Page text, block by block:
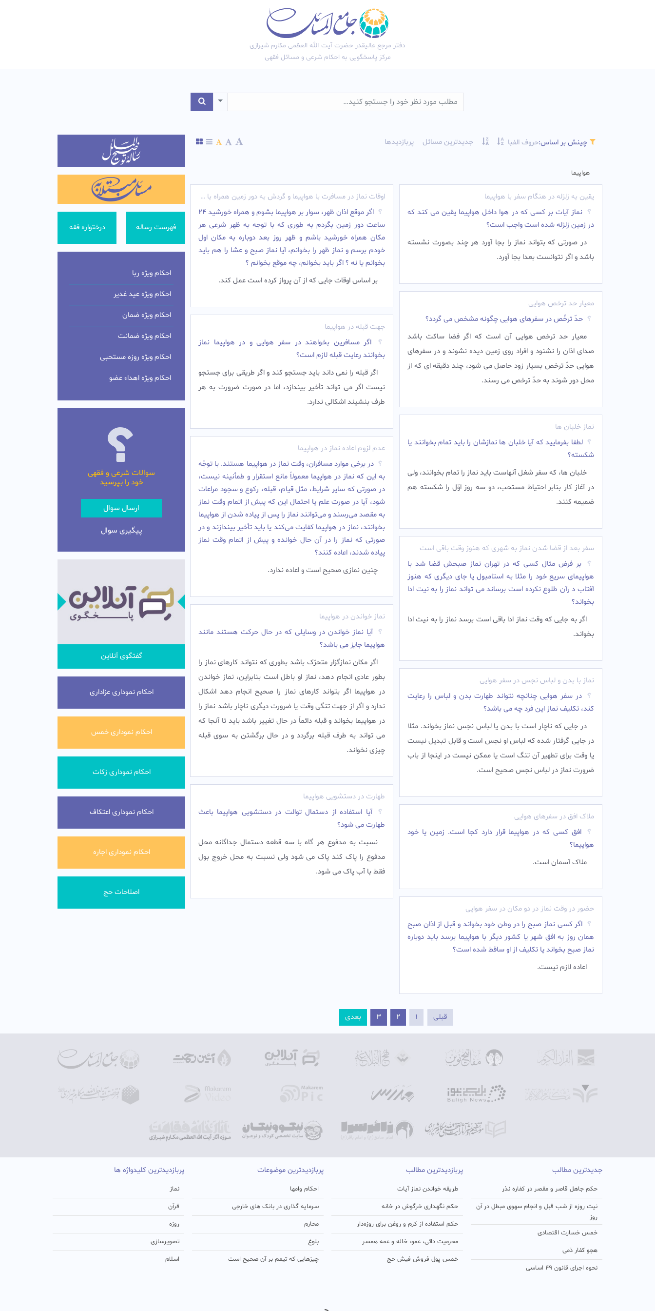
دفتر مرجع عالیقدر حضرت آیت الله العظمی مکارم شیرازی
مرکز پاسخگویی به احکام شرعی و مسائل فقهی
Toggle Dropdown
چینش بر اساس:حروف الفبا جدیدترین مسائل پربازدیدها
هواپیما
یقین به زلزله در هنگام سفر با هواپیما
نماز آیات بر کسی که در هوا داخل هواپیما یقین می کند که
در زمین زلزله شده است واجب است؟
در صورتی که بتواند نماز را بجا آورد هر چند بصورت نشسته
باشد و اگر نتوانست بعدا بجا آورد.‌
معیار حد ترخص هوایی
حدّ ترخّص در سفرهای هوایی چگونه مشخص می گردد؟
معیار حد ترخص هوایی آن است که اگر فضا ساکت باشد
صدای اذان را نشنود و افراد روی زمین دیده نشوند و در سفرهای
هوایی حدّ ترخص بسیار زود حاصل می شود، چند دقیقه ای که از
محل دور شوند به حدّ ترخص می رسند.‌
نماز خلبان ها
لطفا بفرمایید که آیا خلبان ها نمازشان را باید تمام بخوانند یا
شکسته؟
خلبان ها، كه سفر شغل آنهاست بايد نماز را تمام بخوانند، ولی
در آغاز کار بنابر احتیاط مستحب، دو سه روز اوّل را شکسته هم
ضمیمه کنند.
سفر بعد از قضا شدن نماز به شهری که هنوز وقت باقی است
بر فرض مثال کسی که در تهران نماز صبحش قضا شد با
هواپیمای سریع خود را مثلا به استامبول یا جای دیگری که هنوز
آفتاب د رآن طلوع نکرده است برساند می تواند نماز را به نیت ادا
بخواند؟
اگر به جایی که وقت نماز ادا باقی است برسد نماز را به نیت ادا
بخواند.‌
نماز با بدن و لباس نجس در سفر هوایی
در سفر هوایی چنانچه نتواند طهارت بدن و لباس را رعایت
کند، تکلیف نماز این فرد چه می باشد؟
در جايى كه ناچار است با بدن يا لباس نجس نماز بخواند. مثلا
در جايى گرفتار شده كه لباس او نجس است و قابل تبديل نيست
يا وقت براى تطهير آن تنگ است یا ممکن نیست در اينجا از باب
ضرورت نماز در لباس نجس صحيح است.‌ ‌
ملاک افق در سفرهای هوایی
افق کسی که در هواپیما قرار دارد کجا است. زمین یا خود
هواپیما؟
ملاک آسمان است.‌
حضور در وقت نماز در دو مکان در سفر هوایی
اگر کسی نماز صبح را در وطن خود بخواند و قبل از اذان صبح
همان روز به افق شهر یا کشور دیگر با هواپیما برسد باید دوباره
نماز صبح بخواند یا تکلیف از او ساقط شده است؟
اعاده لازم نیست.‌
اوقات نماز در مسافرت با هواپیما و گردش به دور زمین همراه با خورشید
اگر موقع اذان ظهر، سوار بر هواپیما بشوم و همراه خورشید 24
ساعت دور زمین بگردم به طوری که با توجه به ظهر شرعی هر
مکان همراه خورشید باشم و ظهر روز بعد دوباره به مکان اول
خودم برسم و نماز ظهر را بخوانم، آیا نماز صبح و عشا را هم باید
بخوانم یا نه ؟ اگر باید بخوانم، چه موقع بخوانم ؟
بر اساس اوقات جایی که از آن پرواز کرده است عمل کند.‌
جهت قبله در هواپیما
اگر مسافرین بخواهند در سفر هوایی و در هواپیما نماز
بخوانند رعایت قبله لازم است؟
اگر قبله را نمی داند باید جستجو کند و اگر طریقی برای جستجو
نیست اگر می تواند تأخیر بیندازد، اما در صورت ضرورت به هر
طرف بنشیند اشکالی ندارد.‌
عدم لزوم اعاده نماز در هواپیما
در برخى موارد مسافران، وقت نماز در هواپيما هستند. با توجّه
به اين كه نماز در هواپيما معمولاً مانع استقرار و طمأنينه نيست،
در صورتى كه ساير شرايط، مثل قيام، قبله، ركوع و سجود مراعات
شود، آيا در صورت علم يا احتمال اين كه پيش از اتمام وقت نماز
به مقصد مى‌رسند و مى‌توانند نماز را پس از پياده شدن از هواپيما
بخوانند، نماز در هواپيما كفايت مى‌كند يا بايد تأخير بيندازند و در
صورتى كه نماز را در آن حال خوانده و پيش از اتمام وقت نماز
پياده شدند، اعاده كنند؟
چنين نمازى صحيح است و اعاده ندارد.‌
نماز خواندن در هواپیما
آیا نماز خواندن در وسایلی که در حال حرکت هستند مانند
هواپیما جایز می باشد؟
اگر مکان نمازگزار متحرّک باشد بطورى که نتواند کارهاى نماز را
بطور عادى انجام دهد، نماز او باطل است بنابراين، نماز خواندن
در هواپیما اگر بتواند کارهاى نماز را صحيح انجام دهد اشکال
ندارد و اگر از جهت تنگى وقت يا ضرورت ديگرى ناچار باشد نماز را
در هواپیما بخواند و قبله دائماً در حال تغيير باشد بايد تا آنجا که
مى تواند به طرف قبله برگردد و در حال برگشتن به سوى قبله
چيزى نخواند.‌
طهارت در دستشویی هواپیما
آیا استفاده از دستمال توالت در دستشویی هواپیما باعث
طهارت می شود؟
نسبت به مدفوع هر گاه با سه قطعه دستمال جداگانه محل
مدفوع را پاک کند پاک می شود ولی نسبت به محل خروج بول
فقط با آب پاک می شود.‌
قبلی 1
2
3 بعدی
فهرست رساله درختواره فقه
احکام ویژه ربا
احکام ویژه عید غدیر
احکام ویژه ضمان
احکام ویژه ضمانت
احکام ویژه روزه مستحبی
احکام ویژه اهداء عضو
سوالات شرعی و فقهی
خود را بپرسید
ارسال سوال
پیگیری سوال
گفتگوی آنلاین
احکام نموداری عزاداری
احکام نموداری خمس
احکام نموداری زکات
احکام نموداری اعتکاف
احکام نموداری اجاره
اصلاحات حج
جدیدترین مطالب
حکم جاهل قاصر و مقصر در کفاره نذر
نیت روزه از شب قبل و انجام سهوی مبطل در آن
روز
خمس خسارت اقتصادی
هجو کفار ذمی
نحوه اجرای قانون ۴۹ اساسی
پربازدیدترین مطالب
طریقه خواندن نماز آیات
حکم نگهداری خرگوش در خانه
حکم استفاده از کرم و روغن برای روزه‌دار
محرمیت دائی، عمو، خاله و عمه همسر
خمس پول فروش فیش حج
پربازدیدترین موضوعات
احکام وامها
سرمایه گذاری در بانک های خارجی
محارم
بلوغ
چیزهایی که تیمم بر آن صحیح است
پربازدیدترین کلیدواژه ها
نماز
قرآن
روزه
تصویرسازی
اسلام